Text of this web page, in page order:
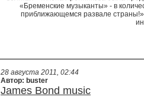
«Бременские музыканты» - в
приближающемся развале
28 августа 2011, 02:44
Автор: buster
James Bond music